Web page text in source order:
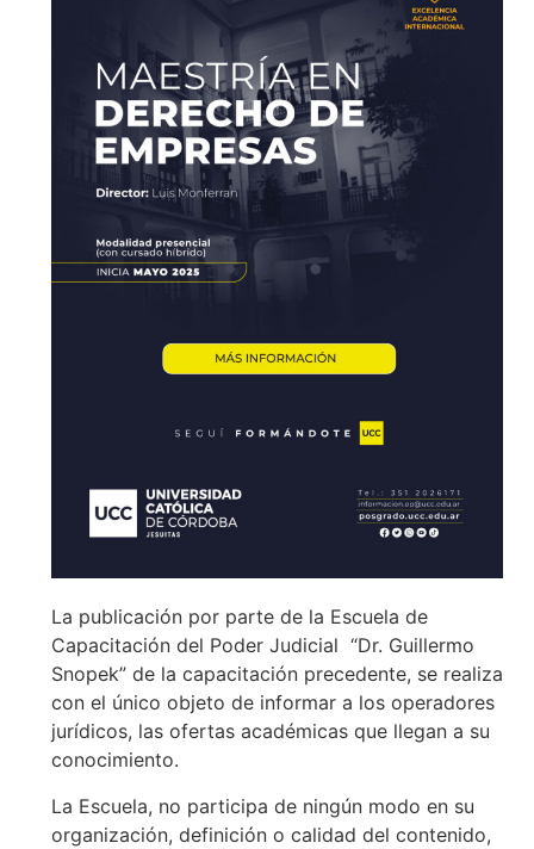
La publicación por parte de la Escuela de
Capacitación del Poder Judicial “Dr. Guillermo
Snopek” de la capacitación precedente, se realiza
con el único objeto de informar a los operadores
jurídicos, las ofertas académicas que llegan a su
conocimiento.
La Escuela, no participa de ningún modo en su
organización, definición o calidad del contenido,